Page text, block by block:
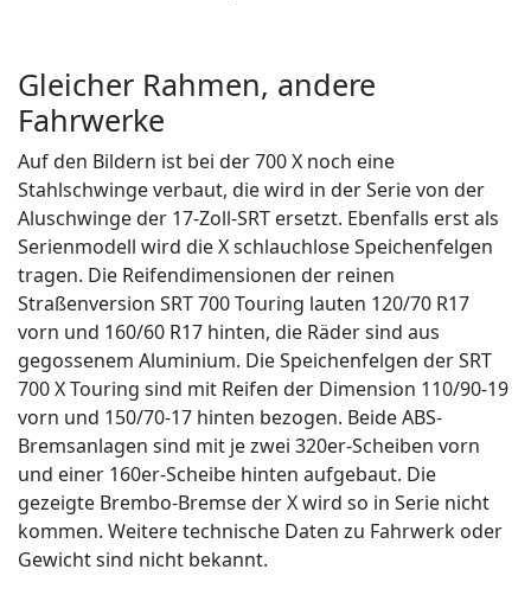
Gleicher Rahmen, andere
Fahrwerke
Auf den Bildern ist bei der 700 X noch eine
Stahlschwinge verbaut, die wird in der Serie von der
Aluschwinge der 17-Zoll-SRT ersetzt. Ebenfalls erst als
Serienmodell wird die X schlauchlose Speichenfelgen
tragen. Die Reifendimensionen der reinen
Straßenversion SRT 700 Touring lauten 120/70 R17
vorn und 160/60 R17 hinten, die Räder sind aus
gegossenem Aluminium. Die Speichenfelgen der SRT
700 X Touring sind mit Reifen der Dimension 110/90-19
vorn und 150/70-17 hinten bezogen. Beide ABS-
Bremsanlagen sind mit je zwei 320er-Scheiben vorn
und einer 160er-Scheibe hinten aufgebaut. Die
gezeigte Brembo-Bremse der X wird so in Serie nicht
kommen. Weitere technische Daten zu Fahrwerk oder
Gewicht sind nicht bekannt.